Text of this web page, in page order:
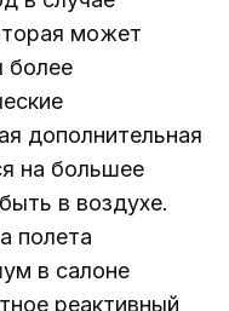
может
более
дополнительная
на большее
в воздухе.
полета
в салоне
реактивный